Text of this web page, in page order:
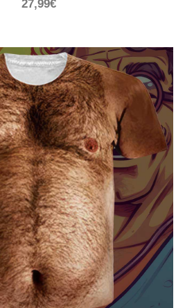
27,99€